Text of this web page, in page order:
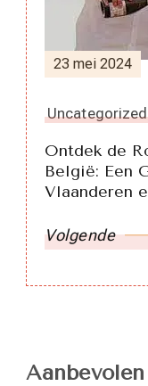
23 mei 2024
Uncategorized
Ontdek de
België: Een
Vlaanderen
Volgende